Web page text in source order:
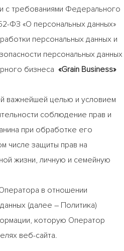
с требованиями Федерального
ФЗ «О персональных данных»
персональных данных и
персональных данных
бизнеса «Grain Business»
важнейшей целью и условием
соблюдение прав и
при обработке его
числе защиты прав на
жизни, личную и семейную
в отношении
(далее – Политика)
которую Оператор
веб-сайта.